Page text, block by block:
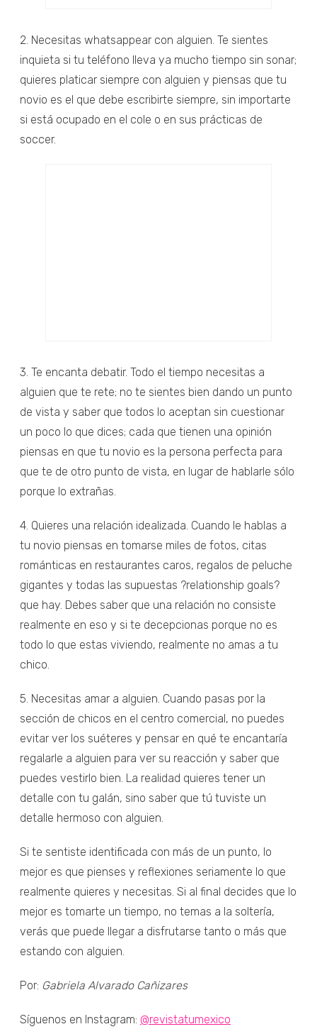
2. Necesitas whatsappear con alguien. Te sientes
inquieta si tu teléfono lleva ya mucho tiempo sin sonar;
quieres platicar siempre con alguien y piensas que tu
novio es el que debe escribirte siempre, sin importarte
si está ocupado en el cole o en sus prácticas de
soccer.
3. Te encanta debatir. Todo el tiempo necesitas a
alguien que te rete; no te sientes bien dando un punto
de vista y saber que todos lo aceptan sin cuestionar
un poco lo que dices; cada que tienen una opinión
piensas en que tu novio es la persona perfecta para
que te de otro punto de vista, en lugar de hablarle sólo
porque lo extrañas.
4. Quieres una relación idealizada. Cuando le hablas a
tu novio piensas en tomarse miles de fotos, citas
románticas en restaurantes caros, regalos de peluche
gigantes y todas las supuestas ?relationship goals?
que hay. Debes saber que una relación no consiste
realmente en eso y si te decepcionas porque no es
todo lo que estas viviendo, realmente no amas a tu
chico.
5. Necesitas amar a alguien. Cuando pasas por la
sección de chicos en el centro comercial, no puedes
evitar ver los suéteres y pensar en qué te encantaría
regalarle a alguien para ver su reacción y saber que
puedes vestirlo bien. La realidad quieres tener un
detalle con tu galán, sino saber que tú tuviste un
detalle hermoso con alguien.
Si te sentiste identificada con más de un punto, lo
mejor es que pienses y reflexiones seriamente lo que
realmente quieres y necesitas. Si al final decides que lo
mejor es tomarte un tiempo, no temas a la soltería,
verás que puede llegar a disfrutarse tanto o más que
estando con alguien.
Por: Gabriela Alvarado Cañizares
Síguenos en Instagram: @revistatumexico